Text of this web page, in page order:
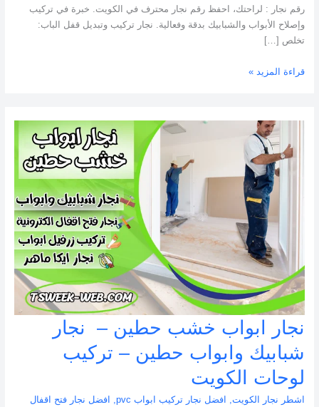
رقم نجار : لراحتك، احفظ رقم نجار محترف في الكويت. خبرة في تركيب
وإصلاح الأبواب والشبابيك بدقة وفعالية. نجار تركيب وتبديل قفل الباب:
تخلص […]
قراءة المزيد »
نجار ابواب خشب حطين – نجار
شبابيك وابواب حطين – تركيب
لوحات الكويت
اشطر نجار الكويت, افضل نجار تركيب ابواب pvc , افضل نجار فتح اقفال